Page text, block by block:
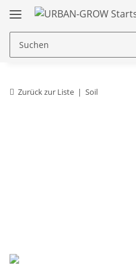
Zurück zur Liste Soil